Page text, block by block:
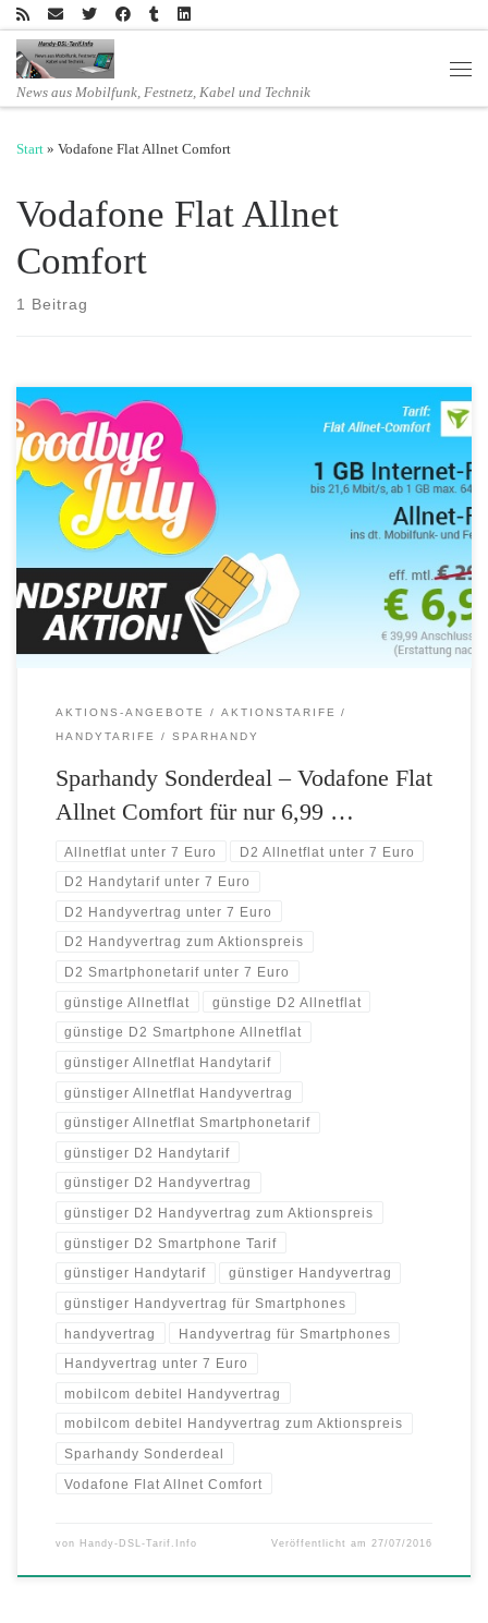
Zum Inhalt springen
News aus Mobilfunk, Festnetz, Kabel und Technik
Start » Vodafone Flat Allnet Comfort
Vodafone Flat Allnet
Comfort
1 Beitrag
Sparhandy startet einen Sonderdeal mit dem Vodafone Flat Allnet
Comfort Handyvertrag von mobilcom-debitel für nur 6,99 Euro
monatlich inklusive 1 GB Datenflat. Highlights: Vodafone D2-Netz
Qualität 1 GB Internet-Flat (bis 21,6 Mbit/s, ab 1 GB max. 64 Kbit/s)
Allnet-Flat zum telefonieren in alle deutschen Netze 0,19 Euro je SMS
Anschlussgebühr: […]
AKTIONS-ANGEBOTE
AKTIONSTARIFE
HANDYTARIFE
SPARHANDY
Sparhandy Sonderdeal – Vodafone Flat
Allnet Comfort für nur 6,99 …
Allnetflat unter 7 Euro D2 Allnetflat unter 7 Euro
D2 Handytarif unter 7 Euro
D2 Handyvertrag unter 7 Euro
D2 Handyvertrag zum Aktionspreis
D2 Smartphonetarif unter 7 Euro
günstige Allnetflat günstige D2 Allnetflat
günstige D2 Smartphone Allnetflat
günstiger Allnetflat Handytarif
günstiger Allnetflat Handyvertrag
günstiger Allnetflat Smartphonetarif
günstiger D2 Handytarif
günstiger D2 Handyvertrag
günstiger D2 Handyvertrag zum Aktionspreis
günstiger D2 Smartphone Tarif
günstiger Handytarif günstiger Handyvertrag
günstiger Handyvertrag für Smartphones
handyvertrag Handyvertrag für Smartphones
Handyvertrag unter 7 Euro
mobilcom debitel Handyvertrag
mobilcom debitel Handyvertrag zum Aktionspreis
Sparhandy Sonderdeal
Vodafone Flat Allnet Comfort
von Handy-DSL-Tarif.Info Veröffentlicht am 27/07/2016